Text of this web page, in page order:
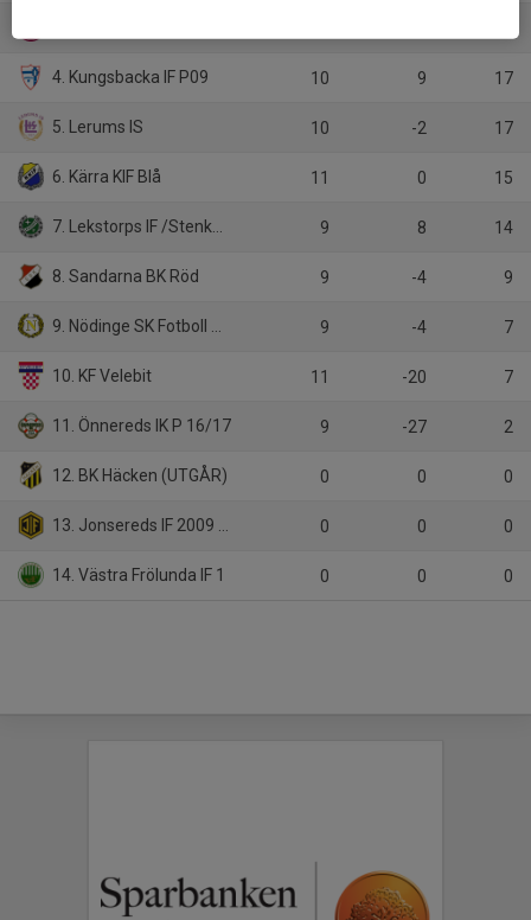
4. Kungsbacka IF P09 10 9 17
5. Lerums IS 10 -2 17
6. Kärra KIF Blå 11 0 15
7. Lekstorps IF /Stenkullen J17 9 8 14
8. Sandarna BK Röd 9 -4 9
9. Nödinge SK Fotboll Blå 9 -4 7
10. KF Velebit 11 -20 7
11. Önnereds IK P 16/17 9 -27 2
12. BK Häcken (UTGÅR) 0 0 0
13. Jonsereds IF 2009 Svart 0 0 0
14. Västra Frölunda IF 1 0 0 0